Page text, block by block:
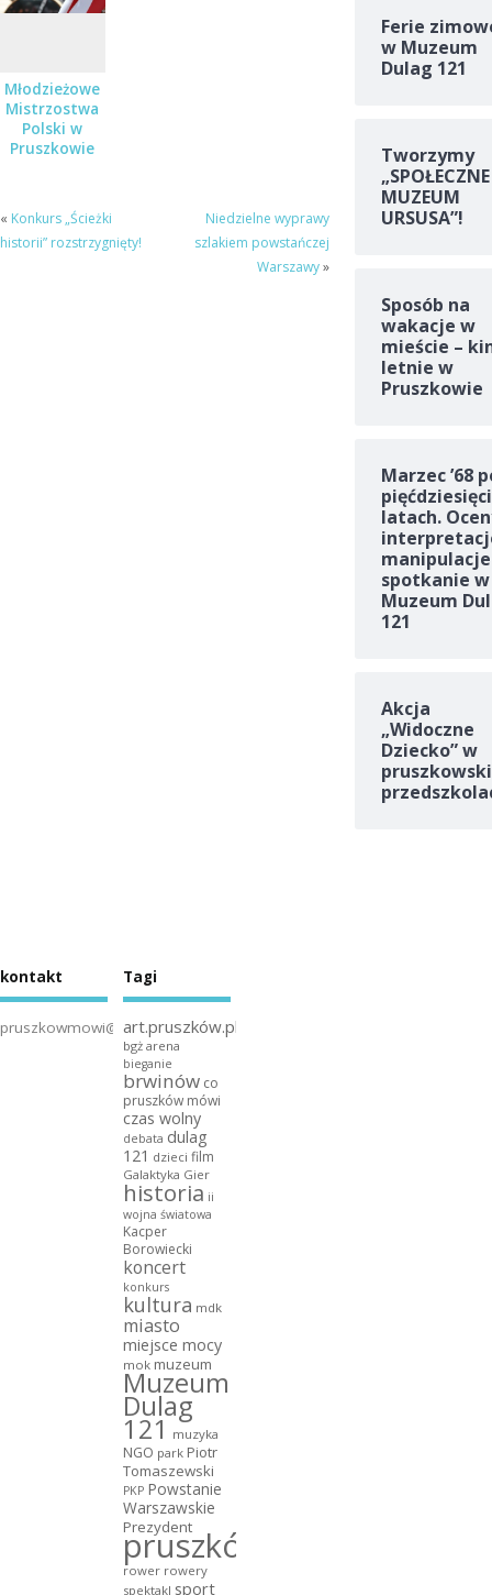
Młodzieżowe
Mistrzostwa
Polski w
Pruszkowie
« Konkurs „Ścieżki
historii” rozstrzygnięty!
Niedzielne wyprawy
szlakiem powstańczej
Warszawy»
Ferie
w Muzeum
Dulag 121
Tworzymy
„SPOŁECZNE
MUZEUM
URSUSA”!
Sposób na
wakacje w
mieście –
letnie w
Pruszkowie
Marzec ’68
latach.
spotkanie w
Muzeum
121
Akcja
„Widoczne
Dziecko” w
kontakt
pruszkowmowi@gmail.com
Tagi
art.pruszków.pl
bgż arena
bieganie
brwinów co
pruszków mówi
czas wolny
debata dulag
121 dzieci film
Galaktyka Gier
historia ii
wojna światowa
Kacper
Borowiecki
koncert
konkurs
kultura mdk
miasto
miejsce mocy
mok muzeum
Muzeum
Dulag
121 muzyka
NGO park Piotr
Tomaszewski
PKP Powstanie
Warszawskie
Prezydent
pruszków
rower rowery
spektakl sport